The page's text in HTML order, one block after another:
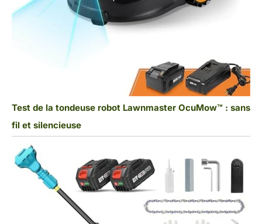
Test de la tondeuse robot Lawnmaster OcuMow™ : sans
fil et silencieuse